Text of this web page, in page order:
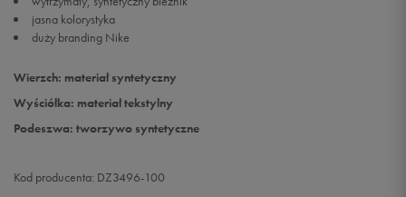
jasna kolorystyka
duży branding Nike
Wierzch: materiał syntetyczny
Wyściółka: materiał tekstylny
Podeszwa: tworzywo syntetyczne
Kod producenta: DZ3496-100